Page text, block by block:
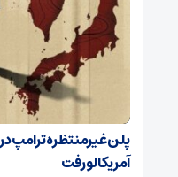
پلن غیرمنتظره ترامپ
آمریکا لو رفت